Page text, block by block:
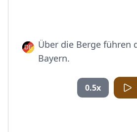
Über die Berge führen
Bayern.
0.5x